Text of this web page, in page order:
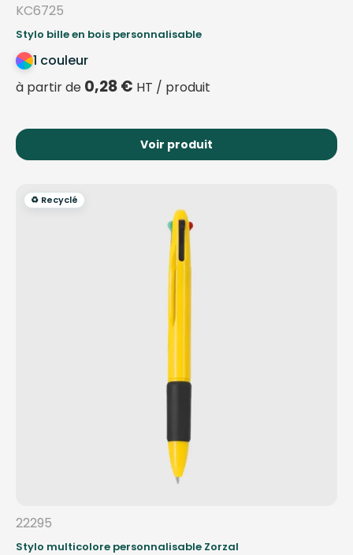
KC6725
Stylo bille en bois personnalisable
1 couleur
à partir de 0,28€ HT / produit
Voir produit
♻️ Recyclé
22295
Stylo multicolore personnalisable Zorzal